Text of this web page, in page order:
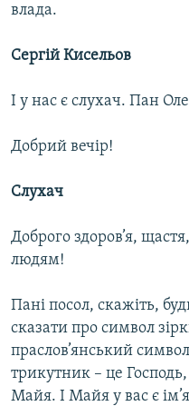
влада.
Сергій Кисельов
І у нас є слухач. Пан
Добрий вечір!
Слухач
Доброго здоров’я,
людям!
Пані посол, скажіть,
сказати про символ
праслов’янський
трикутник – це
Майя. І Майя у вас є